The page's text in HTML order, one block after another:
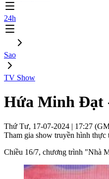
24h
Sao
TV Show
Hứa Minh Đạt
Thứ Tư, 17-07-2024 | 17:27
Tham gia show truyền hình
Chiều 16/7, chương trình "Nhà